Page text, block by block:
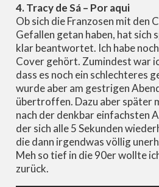
4. Tracy de Sá – Por aqui
Ob sich die Franzosen mit den
Gefallen getan haben, hat sich
klar beantwortet. Ich habe
Cover gehört. Zumindest war
dass es noch ein schlechteres
wurde aber am gestrigen
übertroffen. Dazu aber später
nach der denkbar einfachsten
der sich alle 5 Sekunden
die dann irgendwas völlig
Meh so tief in die 90er wollte
zurück.